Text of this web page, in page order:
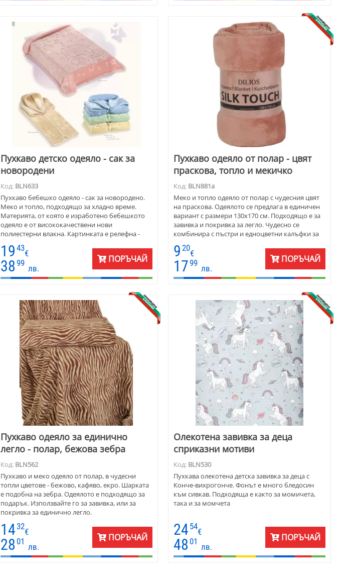
Пухкаво детско одеяло - сак за
новородени
Код: BLN633
Пухкаво бебешко одеяло - сак за новородено.
Меко и топло, подходящо за хладно време.
Материята, от която е изработено бебешкото
одеяло е от висококачествени нови
полиестерни влакна. Картинката е релефна -
– одеяло се предлага в различни цветове.
Подходящ за изписване от родилен дом, за
бебешкото столче или количка.
19 43
€
38 99
лв.
ПОРЪЧАЙ
Пухкаво одеяло от полар - цвят
праскова, топло и мекичко
Код: BLN881a
Меко и топло одеяло от полар с чудесния цвят
на праскова. Одеялото се предлага в единичен
вариант с размери 130х170 см. Подходящо е за
завивка и покривка за легло. Чудесно се
комбинира с пъстри и едноцветни калъфки за
9 20
€
1799
лв.
ПОРЪЧАЙ
Пухкаво одеяло за единично
легло - полар, бежова зебра
Код: BLN562
Пухкаво и меко одеяло от полар, в чудесни
топли цветове - бежово, кафяво, екро. Шарката
е подобна на зебра. Одеялото е подходящо за
подарък. Използвайте го за завивка, или за
покривка за единично легло.
14 32
€
28 01
лв.
ПОРЪЧАЙ
Олекотена завивка за деца
сприказни мотиви
Код: BLN530
Пухкава олекотена детска завивка за деца с
Конче-вихрогонче. Фонът е много бледосин
към сивкав. Подходяща е както за момичета,
така и за момчета
24 54
€
48 01
лв.
ПОРЪЧАЙ